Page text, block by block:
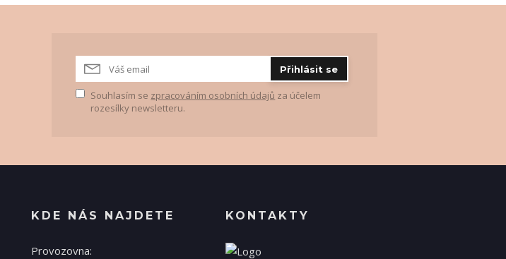
Přihlásit se
Souhlasím se zpracováním osobních údajů za účelem
rozesílky newsletteru.
KDE NÁS NAJDETE
Provozovna:
KONTAKTY